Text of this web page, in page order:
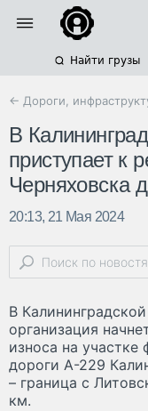
Найти грузы
← Дороги,
В
приступает к
Черняховска
20:13, 21 Мая 2024
В
организация
износа на
дороги А-229
– граница с
км.